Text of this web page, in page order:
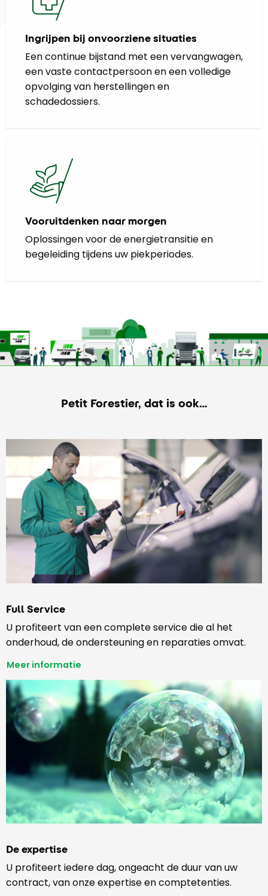
Ingrijpen bij onvoorziene situaties
Een continue bijstand met een vervangwagen,
een vaste contactpersoon en een volledige
opvolging van herstellingen en
schadedossiers.
Vooruitdenken naar morgen
Oplossingen voor de energietransitie en
begeleiding tijdens uw piekperiodes.
Petit Forestier, dat is ook…
Full Service
U profiteert van een complete service die al het
onderhoud, de ondersteuning en reparaties omvat.
Meer informatie
De expertise
U profiteert iedere dag, ongeacht de duur van uw
contract, van onze expertise en comptetenties.